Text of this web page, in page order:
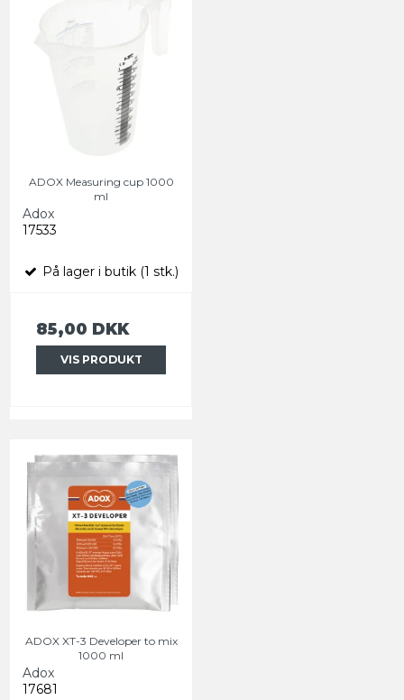
ADOX Measuring cup 1000
ml
Adox
17533
På lager i butik (1 stk.)
85,00 DKK
VIS PRODUKT
ADOX XT-3 Developer to mix
1000 ml
Adox
17681